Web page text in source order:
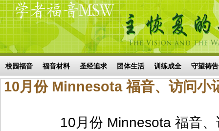
Skip to main content
搜索表单
校园福音 福音材料 圣经追求 团体生活 训练成全 守望祷告
10月份 Minnesota 福音、访问小
10月份 Minnesota 福音